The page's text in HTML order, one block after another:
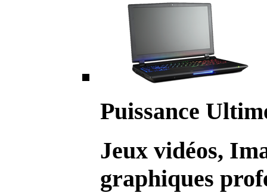
Puissance
Jeux vidéos,
graphiques